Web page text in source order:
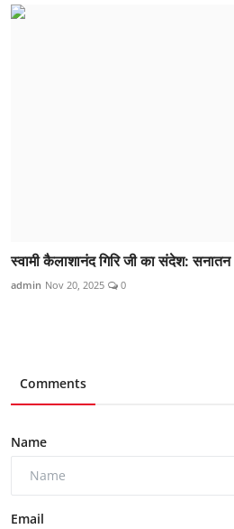
स्वामी कैलाशानंद गिरि जी का संदेश:
admin Nov 20, 2025 0
Comments
Name
Email